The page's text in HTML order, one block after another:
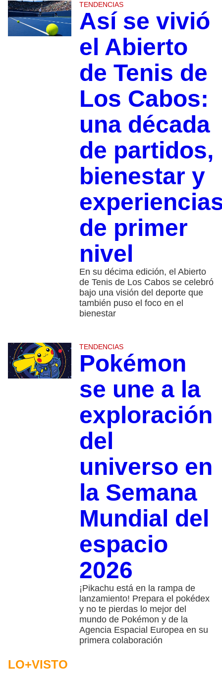
TENDENCIAS
Así se vivió
el Abierto
de Tenis de
Los Cabos:
una década
de partidos,
bienestar y
de primer
nivel
En su décima edición, el Abierto
de Tenis de Los Cabos se celebró
bajo una visión del deporte que
también puso el foco en el
bienestar
TENDENCIAS
Pokémon
se une a la
exploración
del
universo en
la Semana
Mundial del
espacio
2026
¡Pikachu está en la rampa de
lanzamiento! Prepara el pokédex
y no te pierdas lo mejor del
mundo de Pokémon y de la
Agencia Espacial Europea en su
primera colaboración
LO+VISTO